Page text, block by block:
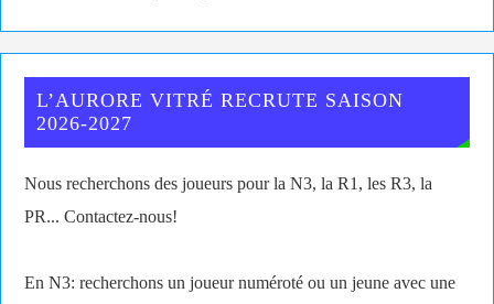
L’AURORE VITRÉ RECRUTE SAISON
2026-2027
Nous recherchons des joueurs pour la N3, la R1, les R3, la
PR... Contactez-nous!
En N3: recherchons un joueur numéroté ou un jeune avec une